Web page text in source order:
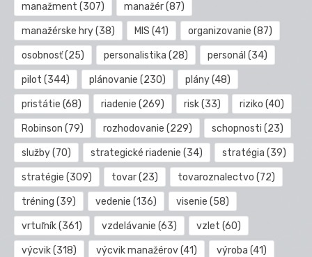
manažment (307) manažér(87)
manažérske hry(38) MIS (41) organizovanie (87)
osobnosť(25) personalistika (28) personál (34)
pilot (344) plánovanie (230) plány(48)
pristátie (68) riadenie (269) risk(33) riziko (40)
Robinson (79) rozhodovanie (229) schopnosti (23)
služby(70) strategické riadenie (34) stratégia (39)
stratégie (309) tovar(23) tovaroznalectvo (72)
tréning (39) vedenie (136) visenie (58)
vrtuľník(361) vzdelávanie (63) vzlet (60)
výcvik(318) výcvik manažérov(41) výroba (41)